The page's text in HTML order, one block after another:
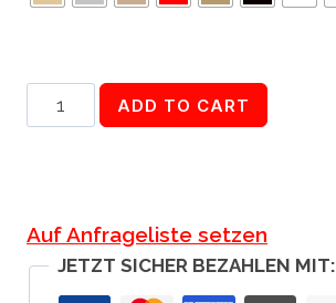
Eck-
Küche
ADD TO CART
Auf Anfrageliste setzen
JETZT SICHER BEZAHLEN MIT: